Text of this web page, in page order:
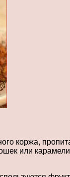
коржа,
или